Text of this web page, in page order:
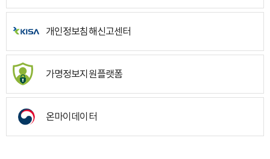
개인정보침해신고센터
가명정보지원플랫폼
온마이데이터